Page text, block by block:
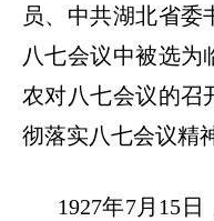
员、中共湖北省委
八七会议中被选为
农对八七会议的召
彻落实八七会议精
1927年7月 15 日